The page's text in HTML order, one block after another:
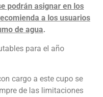
podrán asignar en los
a los usuarios
de agua.
para el año
cargo a este cupo se
de las limitaciones